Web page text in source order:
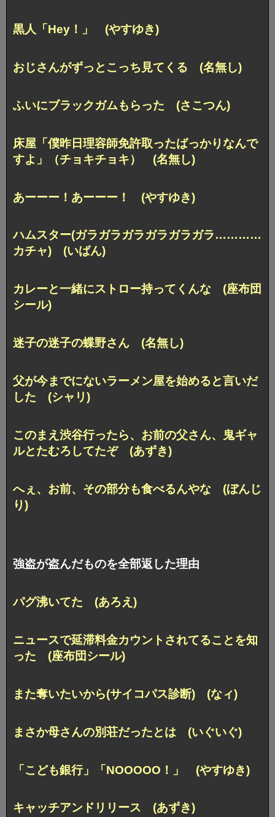
黒人「Hey！」 (やすゆき)
おじさんがずっとこっち見てくる (名無し)
ふいにブラックガムもらった (さこつん)
床屋「僕昨日理容師免許取ったばっかりなんで
すよ」
（チョキチョキ） (名無し)
あーーー！あーーー！ (やすゆき)
ハムスター(ガラガラガラガラガラガラ…………
カチャ) (いばん)
カレーと一緒にストロー持ってくんな (座布団
シール)
迷子の迷子の蝶野さん (名無し)
父が今までにないラーメン屋を始めると言いだ
した (シャリ)
このまえ渋谷行ったら、お前の父さん、
鬼ギャ
ルとたむろしてたぞ (あずき)
へぇ、お前、その部分も食べるんやな (ぼんじ
り)
強盗が盗んだものを全部返した理由
パグ沸いてた (あろえ)
ニュースで延滞料金カウントされてることを知
った (座布団シール)
また奪いたいから(サイコパス診断) (なィ)
まさか母さんの別荘だったとは (いぐいぐ)
「こども銀行」「NOOOOO！」 (やすゆき)
キャッチアンドリリース (あずき)